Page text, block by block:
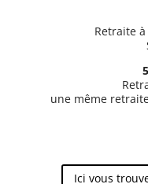
Retraite
une même
Ici vous